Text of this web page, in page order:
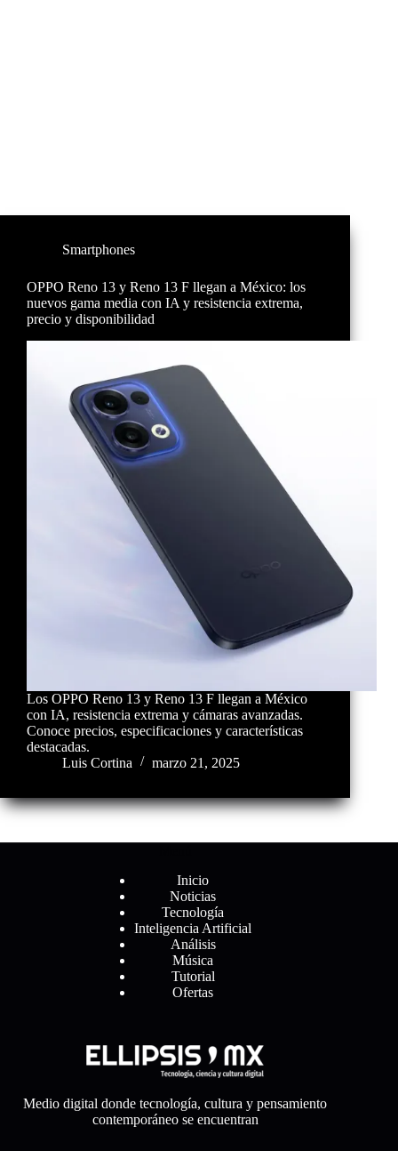
Smartphones
OPPO Reno 13 y Reno 13 F llegan a México: los
nuevos gama media con IA y resistencia extrema,
precio y disponibilidad
Los OPPO Reno 13 y Reno 13 F llegan a México
con IA, resistencia extrema y cámaras avanzadas.
Conoce precios, especificaciones y características
destacadas.
Luis Cortina
marzo 21, 2025
Inicio
Noticias
Tecnología
Inteligencia Artificial
Análisis
Música
Tutorial
Ofertas
Medio digital donde tecnología, cultura y pensamiento
contemporáneo se encuentran